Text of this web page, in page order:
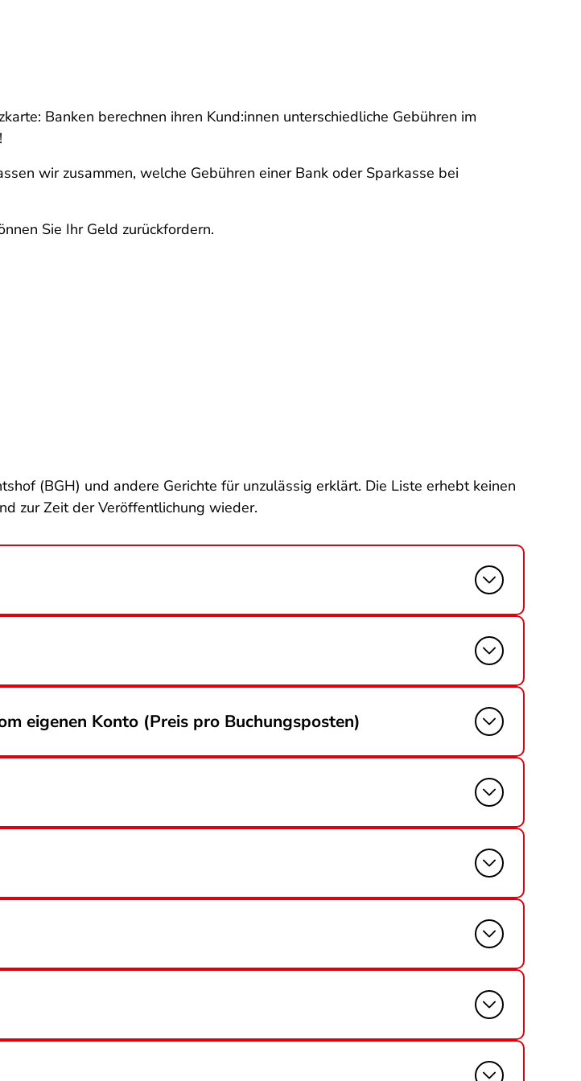
Banken berechnen ihren Kund:innen unterschiedliche Gebühren im
wir zusammen, welche Gebühren einer Bank oder Sparkasse bei
Sie Ihr Geld zurückfordern.
(BGH) und andere Gerichte für unzulässig erklärt. Die Liste erhebt keinen
zur Zeit der Veröffentlichung wieder.
eigenen Konto (Preis pro Buchungsposten)